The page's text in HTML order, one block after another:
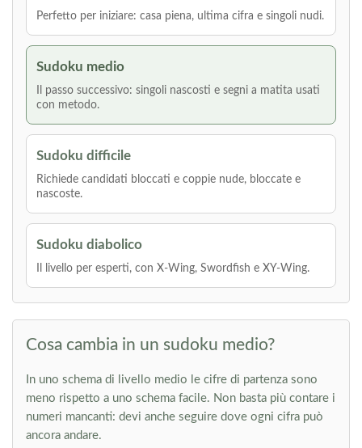
Perfetto per iniziare: casa piena, ultima cifra e singoli nudi.
Sudoku medio
Il passo successivo: singoli nascosti e segni a matita usati
con metodo.
Sudoku difficile
Richiede candidati bloccati e coppie nude, bloccate e
nascoste.
Sudoku diabolico
Il livello per esperti, con X-Wing, Swordfish e XY-Wing.
Cosa cambia in un sudoku medio?
In uno schema di livello medio le cifre di partenza sono
meno rispetto a uno schema facile. Non basta più contare i
numeri mancanti: devi anche seguire dove ogni cifra può
ancora andare.